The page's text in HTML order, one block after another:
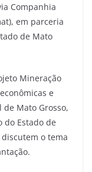
Companhia
em parceria
de Mato
Mineração
e
Mato Grosso,
do Estado de
o tema